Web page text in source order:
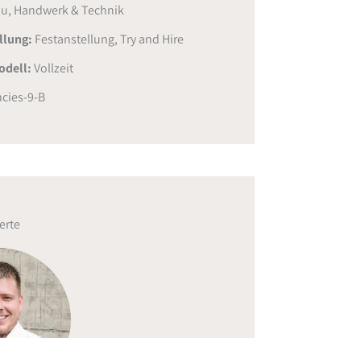
Handwerk & Technik
Festanstellung,Try and Hire
Vollzeit
9-B